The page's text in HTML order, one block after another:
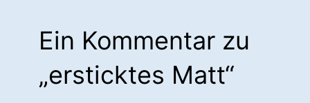
Ein Kommentar zu
„ersticktes Matt“